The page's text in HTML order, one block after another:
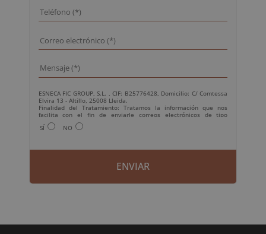
ESNECA FIC GROUP, S.L. , CIF: B25776428, Domicilio: C/ Comtessa
Elvira 13 - Altillo, 25008 Lleida.
Finalidad del Tratamiento: Tratamos la información que nos
facilita con el fin de enviarle correos electrónicos de tipo
comercial relacionado con los productos ofrecidos y otros tipo de
productos que fueran de su interés.
suficientemente, dirigiéndose a la dirección
Para más información consulte nuestra Política de Privacidad.
Desea recibir información comercial (vía telefónica y/o email):
SÍ NO